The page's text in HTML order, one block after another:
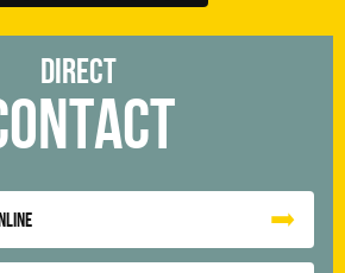
Direct